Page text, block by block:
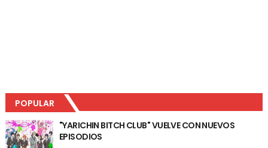
POPULAR
"YARICHIN BITCH CLUB" VUELVE CON NUEVOS
EPISODIOS